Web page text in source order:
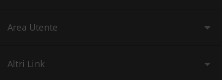
Area Utente
Altri Link